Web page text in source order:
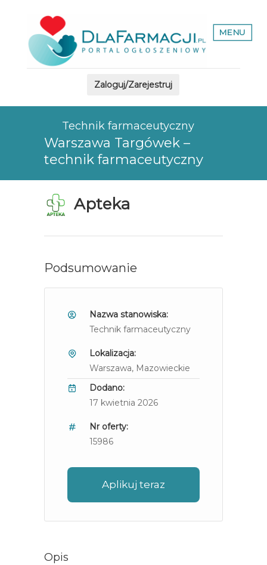
MENU
Zaloguj/Zarejestruj
Technik farmaceutyczny
Warszawa Targówek –
technik farmaceutyczny
Apteka
Podsumowanie
Nazwa stanowiska:
Technik farmaceutyczny
Lokalizacja:
Warszawa, Mazowieckie
Dodano:
17 kwietnia 2026
Nr oferty:
15986
Aplikuj teraz
Opis